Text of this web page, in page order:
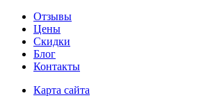
Отзывы
Цены
Скидки
Блог
Контакты
Карта сайта